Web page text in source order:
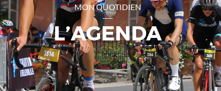
MON QUOTIDIEN
L’AGENDA